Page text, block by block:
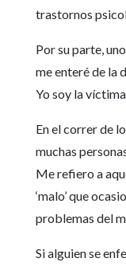
trastornos
Por su parte,
me enteré de la
Yo soy la
En el correr de
muchas
Me refiero a
‘malo’ que
problemas del
Si alguien se